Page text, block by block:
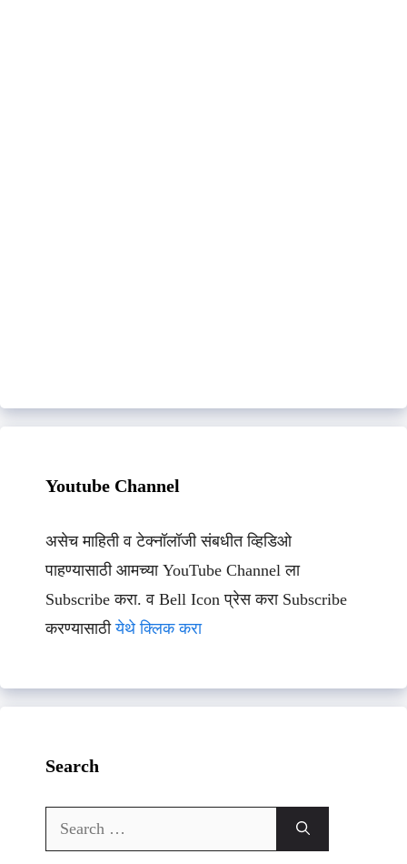
Youtube Channel
असेच माहिती व टेक्नॉलॉजी संबधीत व्हिडिओ
पाहण्यासाठी आमच्या YouTube Channel ला
Subscribe करा. व Bell Icon प्रेस करा Subscribe
करण्यासाठीयेथे क्लिक करा
Search
Search
for: